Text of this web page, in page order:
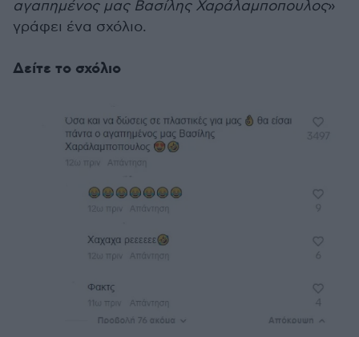
αγαπημένος μας Βασίλης Χαράλαμποπουλος»
γράφει ένα σχόλιο.
Δείτε το σχόλιο